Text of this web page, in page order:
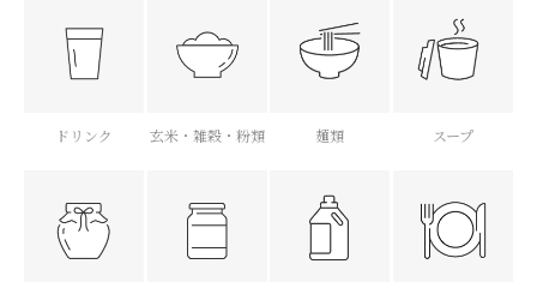
ドリンク 玄米・雑穀・粉類 麺類 スープ